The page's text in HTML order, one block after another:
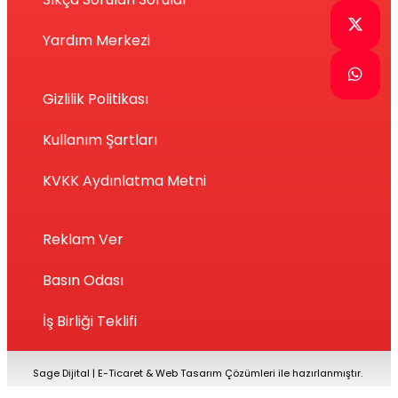
Yardım Merkezi
Gizlilik Politikası
Kullanım Şartları
KVKK Aydınlatma Metni
Reklam Ver
Basın Odası
İş Birliği Teklifi
Sage Dijital | E-Ticaret &Web Tasarım Çözümleri ile hazırlanmıştır.